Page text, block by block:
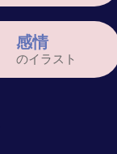
感情
のイラスト